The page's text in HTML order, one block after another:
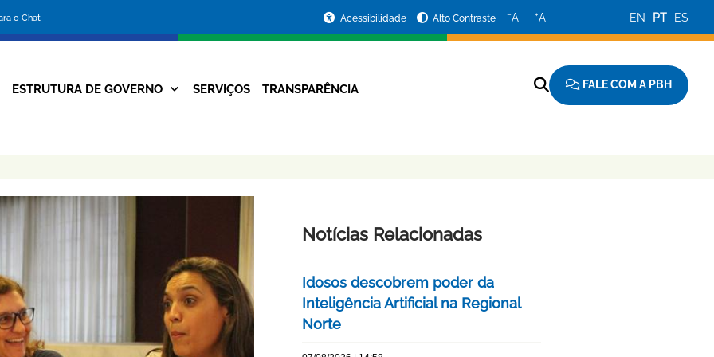
o Chat
da
Prefeitura
Acessibilidade Alto Contraste −A +A EN PT ES
Navegação
ESTRUTURA DE GOVERNO SERVIÇOS TRANSPARÊNCIA FALE COM A PBH
Notícias Relacionadas
Idosos descobrem poder da
Inteligência Artificial na Regional
Norte